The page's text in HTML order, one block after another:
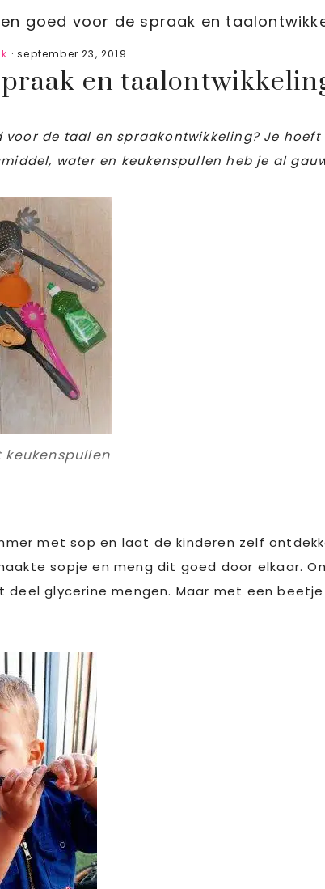
goed voor de spraak en
·september 23, 2019
en
de taal en spraakontwikkeling? Je hoeft
water en keukenspullen heb je al
met sop en laat de kinderen zelf
sopje en meng dit goed door elkaar.
glycerine mengen. Maar met een